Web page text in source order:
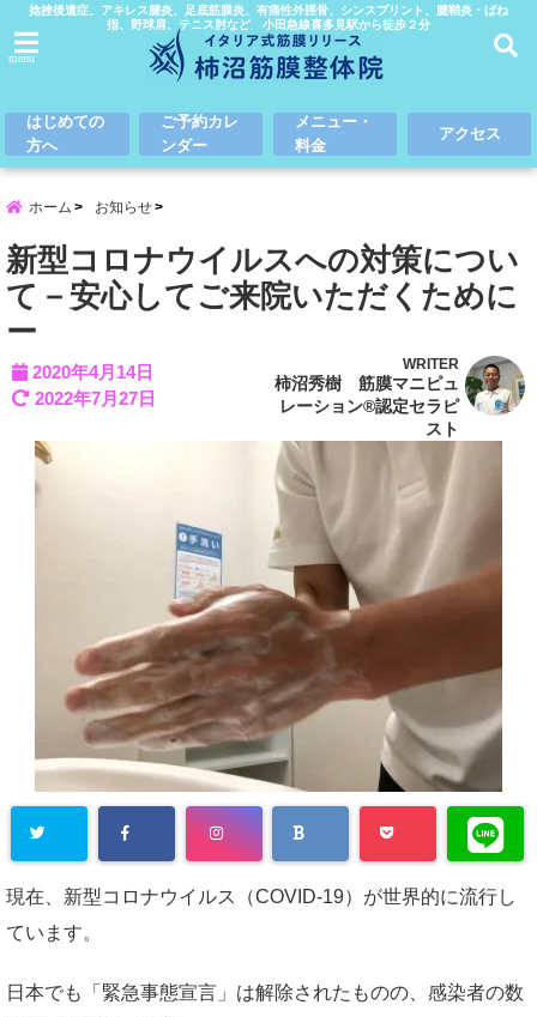
捻挫後遺症、アキレス腱炎、足底筋膜炎、有痛性外脛骨、シンスプリント、腱鞘炎・ばね
指、野球肩、テニス肘など 小田急線喜多見駅から徒歩２分
menu
はじめての
方へ
ご予約カレ
ンダー
メニュー・
料金
アクセス
ホーム お知らせ
新型コロナウイルスへの対策につい
て－安心してご来院いただくために
ー
2020年4月14日
2022年7月27日
WRITER
柿沼秀樹 筋膜マニピュ
レーション®認定セラピ
スト
現在、新型コロナウイルス（COVID-19）が世界的に流行し
ています。
日本でも「緊急事態宣言」は解除されたものの、感染者の数